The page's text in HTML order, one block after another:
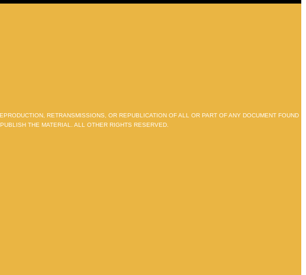
RETRANSMISSIONS, OR REPUBLICATION OF ALL OR PART OF ANY DOCUMENT FOUND
THE MATERIAL. ALL OTHER RIGHTS RESERVED.